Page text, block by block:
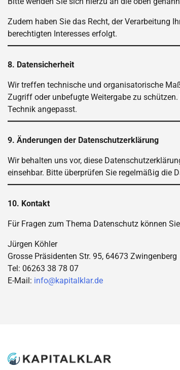
Zudem haben Sie das Recht, der Verarbeitung
berechtigten Interesses erfolgt.
8. Datensicherheit
Wir treffen technische und organisatorische
Zugriff oder unbefugte Weitergabe zu
Technik angepasst.
9. Änderungen der Datenschutzerklärung
Wir behalten uns vor, diese
einsehbar. Bitte überprüfen Sie regelmäßig die
10. Kontakt
Für Fragen zum Thema Datenschutz können
Jürgen Köhler
Grosse Präsidenten Str. 95, 64673 Zwingenberg
Tel: 06263 38 78 07
E-Mail: info@kapitalklar.de